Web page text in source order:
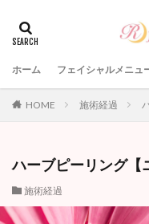
ホーム フェイシャルメニュ
HOME 施術経過
ハーブピーリング【
施術経過